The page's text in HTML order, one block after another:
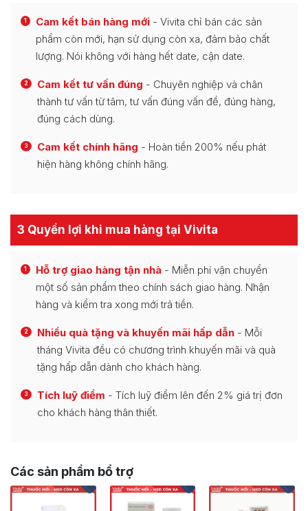
1 Cam kết bán hàng mới - Vivita chỉ bán các sản
phẩm còn mới, hạn sử dụng còn xa, đảm bảo chất
lượng. Nói không với hàng hết date, cận date.
2 Cam kết tư vấn đúng - Chuyên nghiệp và chân
thành tư vấn từ tâm, tư vấn đúng vấn đề, đúng hàng,
đúng cách dùng.
3 Cam kết chính hãng - Hoàn tiền 200% nếu phát
hiện hàng không chính hãng.
3 Quyền lợi khi mua hàng tại Vivita
1 Hỗ trợ giao hàng tận nhà - Miễn phí vận chuyển
một số sản phẩm theo chính sách giao hàng. Nhận
hàng và kiểm tra xong mới trả tiền.
2 Nhiều quà tặng và khuyến mãi hấp dẫn - Mỗi
tháng Vivita đều có chương trình khuyến mãi và quà
tặng hấp dẫn dành cho khách hàng.
3 Tích luỹ điểm - Tích luỹ điểm lên đến 2% giá trị đơn
cho khách hàng thân thiết.
Các sản phẩm bổ trợ